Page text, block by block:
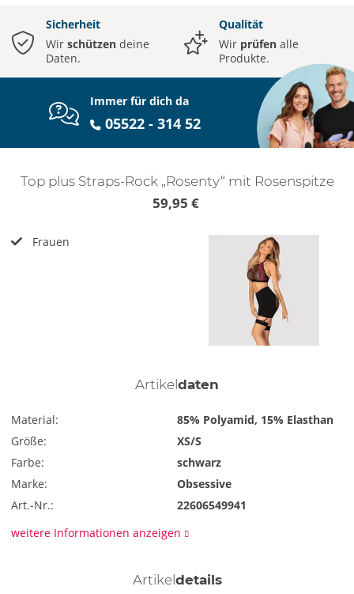
Sicherheit
Wir schützen deine
Daten.
Qualität
Wir prüfen alle
Produkte.
Immer für dich da
05522 - 314 52
Top plus Straps-Rock „Rosenty“ mit Rosenspitze
59,95 €
Frauen
Artikel daten
Material:
85% Polyamid, 15% Elasthan
Größe:
XS/S
Farbe:
schwarz
Marke:
Obsessive
Art.-Nr.:
22606549941
weitere Informationen anzeigen
Artikel details